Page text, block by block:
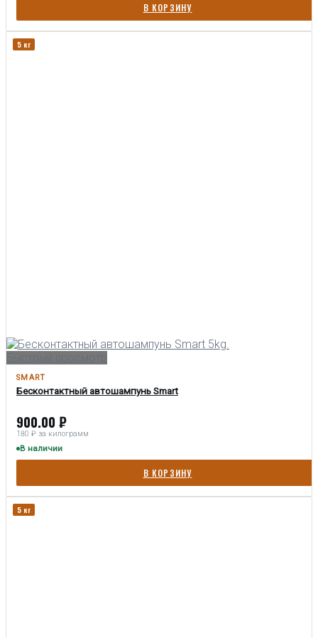
В КОРЗИНУ
5 кг
SMART
Бесконтактный автошампунь Smart
900.00 ₽
180 ₽ за килограмм
В наличии
В КОРЗИНУ
5 кг